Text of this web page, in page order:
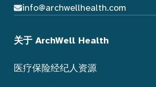
info@archwellhealth.com
关于 ArchWell Health
医疗保险经纪人资源